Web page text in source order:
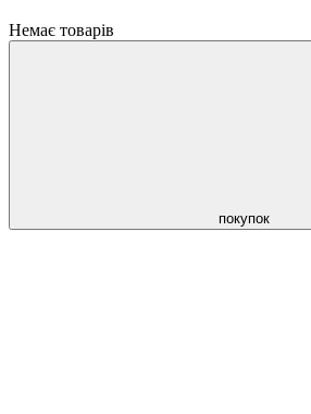
Немає товарів
покупок